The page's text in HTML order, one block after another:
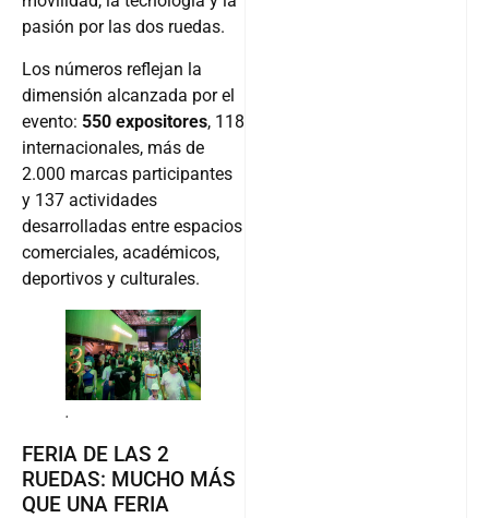
pasión por las dos ruedas.
Los números reflejan la
dimensión alcanzada por el
evento: 550 expositores, 118
internacionales, más de
2.000 marcas participantes
y 137 actividades
desarrolladas entre espacios
comerciales, académicos,
deportivos y culturales.
.
FERIA DE LAS 2
RUEDAS: MUCHO MÁS
QUE UNA FERIA